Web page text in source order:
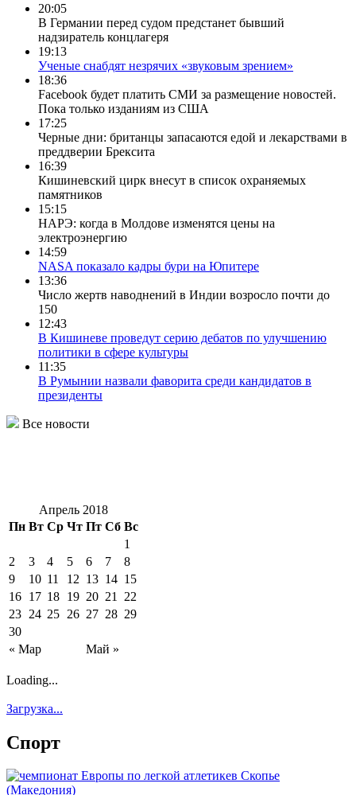
20:05
В Германии перед судом предстанет бывший
надзиратель концлагеря
19:13
Ученые снабдят незрячих «звуковым зрением»
18:36
Facebook будет платить СМИ за размещение новостей.
Пока только изданиям из США
17:25
Черные дни: британцы запасаются едой и лекарствами в
преддверии Брексита
16:39
Кишиневский цирк внесут в список охраняемых
памятников
15:15
НАРЭ: когда в Молдове изменятся цены на
электроэнергию
14:59
NASA показало кадры бури на Юпитере
13:36
Число жертв наводнений в Индии возросло почти до
150
12:43
В Кишиневе проведут серию дебатов по улучшению
политики в сфере культуры
11:35
В Румынии назвали фаворита среди кандидатов в
президенты
Все новости
Апрель 2018
Пн Вт Ср Чт Пт Сб Вс
« Мар Май »
1
2
3 4 5 6 7
8
9
10 11 12 13 14 15
16 17 18 19 20 21
22
23 24 25 26 27 28 29
30
Loading...
Загрузка...
Спорт